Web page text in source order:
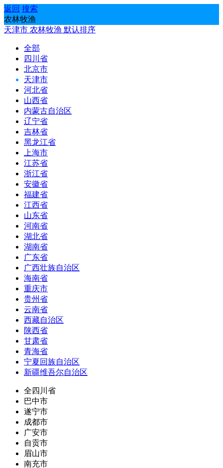
返回 搜索
农林牧渔
天津市 农林牧渔 默认排序
全部
四川省
北京市
天津市
河北省
山西省
内蒙古自治区
辽宁省
吉林省
黑龙江省
上海市
江苏省
浙江省
安徽省
福建省
江西省
山东省
河南省
湖北省
湖南省
广东省
广西壮族自治区
海南省
重庆市
贵州省
云南省
西藏自治区
陕西省
甘肃省
青海省
宁夏回族自治区
新疆维吾尔自治区
全四川省
巴中市
遂宁市
成都市
广安市
自贡市
眉山市
南充市